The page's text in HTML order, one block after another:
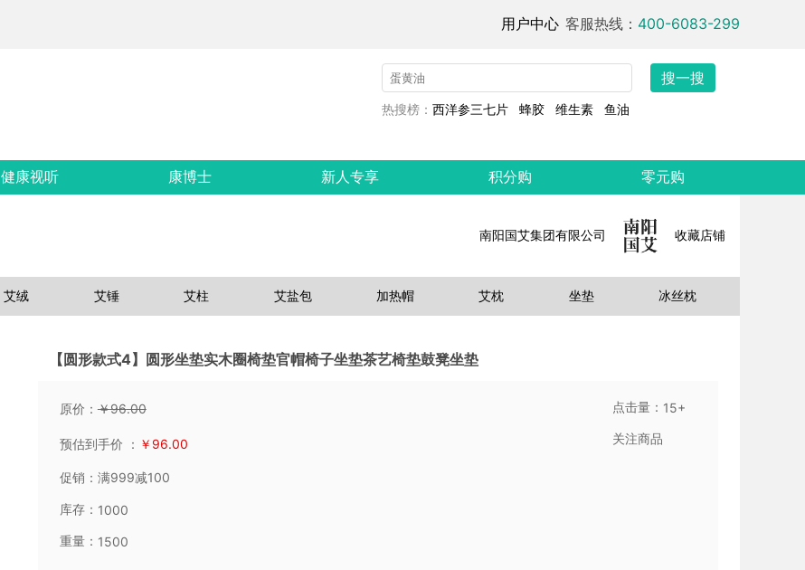
用户中心 客服热线： 400-6083-299
搜一搜
热搜榜： 西洋参三七片 蜂胶 维生素 鱼油
健康视听 康博士 新人专享 积分购 零元购
南阳国艾集团有限公司 收藏店铺
艾绒 艾锤 艾柱 艾盐包 加热帽 艾枕 坐垫 冰丝枕
【圆形款式4】圆形坐垫实木圈椅垫官帽椅子坐垫茶艺椅垫鼓凳坐垫
原价：￥96.00
预估到手价 ： ￥ 96.00
促销： 满999减100
库存： 1000
重量： 1500
点击量： 15+
关注商品